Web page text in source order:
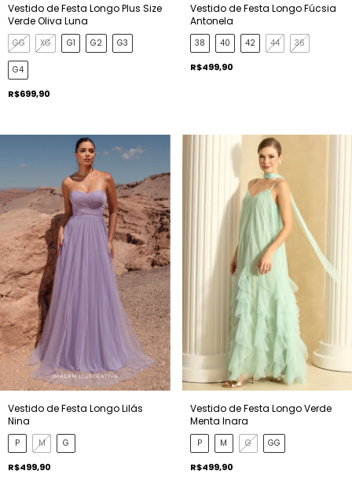
Vestido de Festa Longo Plus Size
Verde Oliva Luna
GG XG G1 G2 G3
G4
R$699,90
Vestido de Festa Longo Fúcsia
Antonela
38 40 42 44 36
R$499,90
Vestido de Festa Longo Lilás
Nina
P M G
R$499,90
Vestido de Festa Longo Verde
Menta Inara
P M G GG
R$499,90